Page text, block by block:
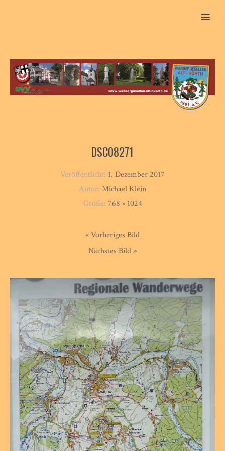
MENU
DSC08271
Veröffentlicht: 1. Dezember 2017
Autor: Michael Klein
Größe: 768 × 1024
« Vorheriges Bild
Nächstes Bild »